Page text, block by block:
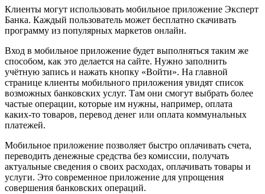
Клиенты могут использовать мобильное приложение Эксперт
Банка. Каждый пользователь может бесплатно скачивать
программу из популярных маркетов онлайн.
Вход в мобильное приложение будет выполняться таким же
способом, как это делается на сайте. Нужно заполнить
учётную запись и нажать кнопку «Войти». На главной
странице клиенты мобильного приложения увидят список
возможных банковских услуг. Там они смогут выбрать более
частые операции, которые им нужны, например, оплата
каких-то товаров, перевод денег или оплата коммунальных
платежей.
Мобильное приложение позволяет быстро оплачивать счета,
переводить денежные средства без комиссии, получать
актуальные сведения о своих расходах, оплачивать товары и
услуги. Это современное приложение для упрощения
совершения банковских операций.